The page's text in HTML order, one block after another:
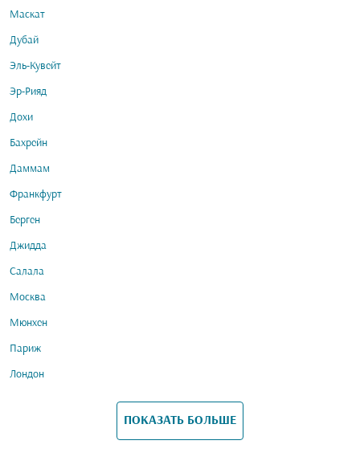
Маскат
Дубай
Эль-Кувейт
Эр-Рияд
Дохи
Бахрейн
Даммам
Франкфурт
Берген
Джидда
Салала
Москва
Мюнхен
Париж
Лондон
ПОКАЗАТЬ БОЛЬШЕ